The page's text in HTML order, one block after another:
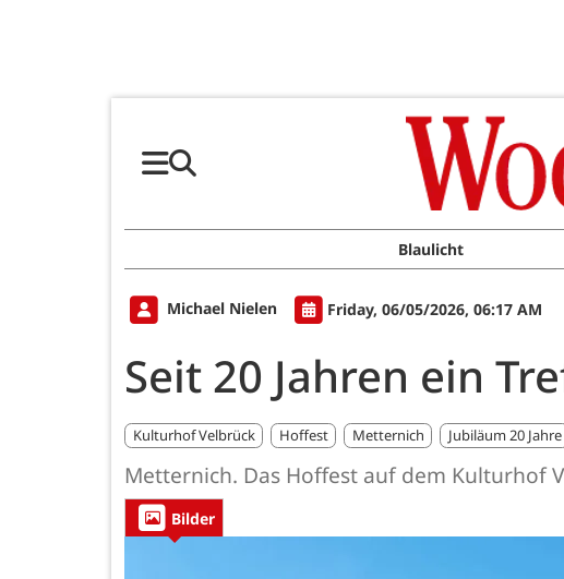
Blaulicht
Michael Nielen Friday, 06/05/2026, 06:17 AM
Seit 20 Jahren ein
Kulturhof Velbrück Hoffest Metternich Jubiläum 20 Jahre
Metternich. Das Hoffest auf dem Kulturhof
Bilder